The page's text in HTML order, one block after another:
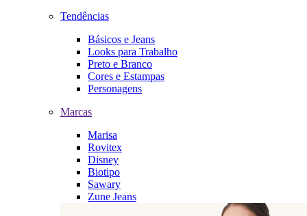
Tendências
Básicos e Jeans
Looks para Trabalho
Preto e Branco
Cores e Estampas
Personagens
Marcas
Marisa
Rovitex
Disney
Biotipo
Sawary
Zune Jeans